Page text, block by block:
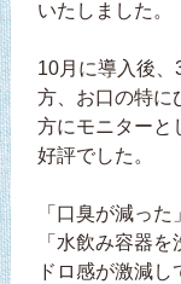
いたしました。
10月に導入後
方、お口の特に
方にモニターと
好評でした。
「口臭が減った」
「水飲み容器
ドロ感が激減し